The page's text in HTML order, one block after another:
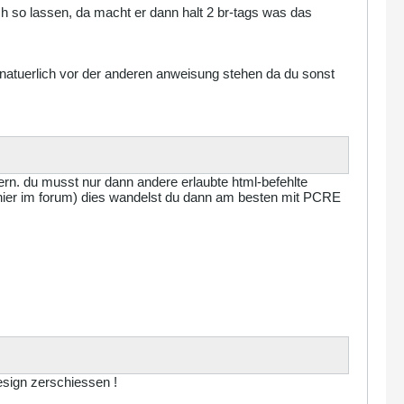
so lassen, da macht er dann halt 2 br-tags was das
vor der anderen anweisung stehen da du sonst
du musst nur dann andere erlaubte html-befehlte
im forum) dies wandelst du dann am besten mit PCRE
zerschiessen !